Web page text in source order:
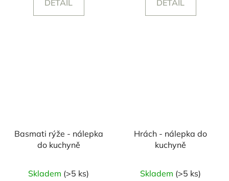
DETAIL
z
DETAIL
Basmati rýže - nálepka
do kuchyně
Skladem (>5 ks)
Hrách - nálepka do
kuchyně
Skladem (>5 ks)